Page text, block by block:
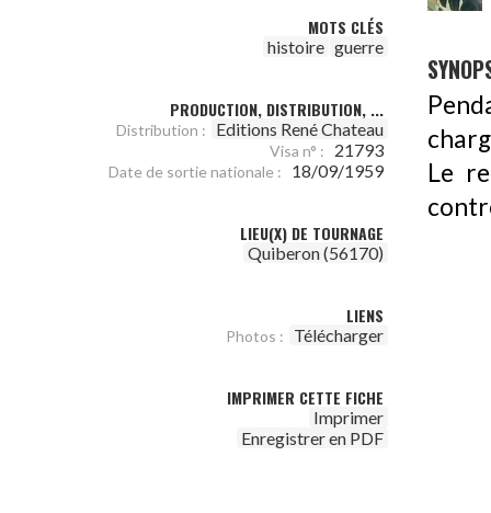
MOTS CLÉS
histoire guerre
PRODUCTION, DISTRIBUTION, ...
Distribution : Editions René Chateau
Visa n° : 21793
Date de sortie nationale : 18/09/1959
LIEU(X) DE TOURNAGE
Quiberon (56170)
LIENS
Photos : Télécharger
IMPRIMER CETTE FICHE
Imprimer
Enregistrer en PDF
Le